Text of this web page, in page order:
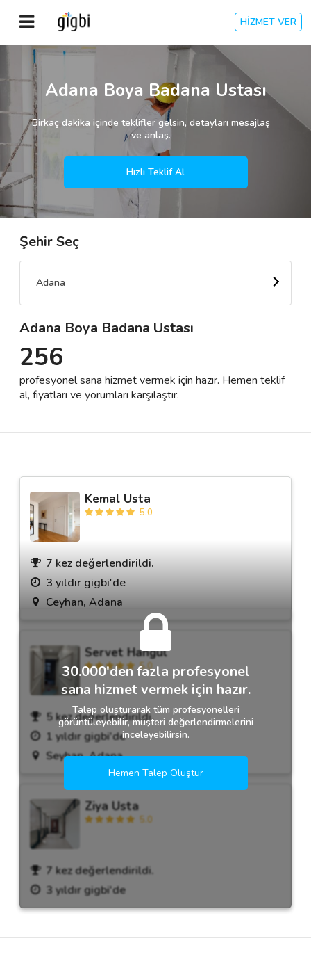
HİZMET VER
Anasayfa
Giriş Yap
Kayıt Ol
Kategoriler
🎈 Biz Kimiz?
🌟 Müşteri Değerlendirmeleri
Destek
İletişim
Adana Boya Badana Ustası
Birkaç dakika içinde teklifler gelsin, detayları mesajlaş
ve anlaş.
Hızlı Teklif Al
Şehir Seç
Adana
Adana Boya Badana Ustası
256
profesyonel sana hizmet vermek için hazır. Hemen teklif
al, fiyatları ve yorumları karşılaştır.
Kemal Usta
5.0
7 kez değerlendirildi.
3 yıldır gigbi'de
Ceyhan, Adana
Servet Hangül
5.0
5 kez değerlendirildi.
1 yıldır gigbi'de
Seyhan, Adana
Ziya Usta
5.0
7 kez değerlendirildi.
3 yıldır gigbi'de
30.000'den fazla profesyonel
sana hizmet vermek için hazır.
Talep oluşturarak tüm profesyonelleri
görüntüleyebilir, müşteri değerlendirmelerini
inceleyebilirsin.
Hemen Talep Oluştur